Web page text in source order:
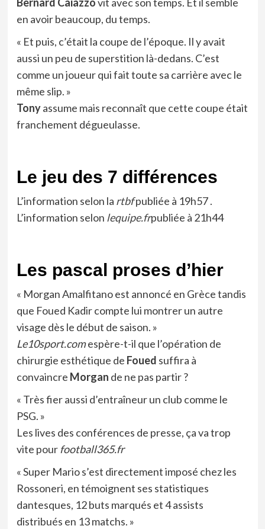
en avoir beaucoup, du temps.
« Et puis, c’était la coupe de l’époque. Il y avait
aussi un peu de superstition là-dedans. C’est
comme un joueur qui fait toute sa carrière avec le
même slip. »
Tonyassume mais reconnaît que cette coupe était
franchement dégueulasse.
Le jeu des 7 différences
L’information selon la rtbfpubliée à 19h57 .
L’information selon lequipe.frpubliée à 21h44
Les pascal proses d’hier
« Morgan Amalfitano est annoncé en Grèce tandis
que Foued Kadir compte lui montrer un autre
visage dès le début de saison. »
Le10sport.comespère-t-il que l’opération de
chirurgie esthétique de Foued suffira à
convaincre Morgan de ne pas partir ?
« Très fier aussi d’entraîneur un club comme le
PSG. »
Les lives des conférences de presse, ça va trop
vite pour football365.fr
« Super Mario s’est directement imposé chez les
Rossoneri, en témoignent ses statistiques
dantesques, 12 buts marqués et 4 assists
distribués en 13 matchs. »